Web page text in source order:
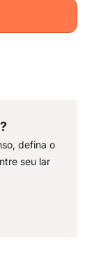
defina o
seu lar